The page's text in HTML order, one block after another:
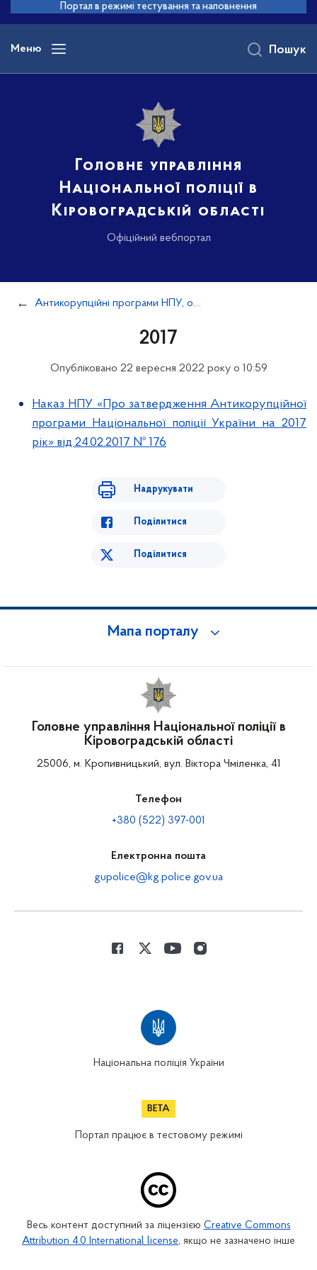
основного
вмісту
Портал в режимі тестування та наповнення
Меню
Головне управління
Національної поліції в
Кіровоградській області
Офіційний вебпортал
Пошук
Антикорупційні програми НПУ, оцінка корупційних ризиків у діяльності НПУ
2017
Опубліковано 22 вересня 2022 року о 10:59
Наказ НПУ «Про затвердження Антикорупційної
програми Національної поліції України на 2017
рік» від 24.02.2017 № 176
Надрукувати
Поділитися
Поділитися
Мапа порталу
Головне управління Національної поліції в
Кіровоградській області
25006, м. Кропивницький, вул. Віктора Чміленка, 41
Телефон
+380 (522) 397-001
Електронна пошта
gupolice@kg.police.gov.ua
Національна поліція України
Портал працює в тестовому режимі
Весь контент доступний за ліцензією Creative Commons
Attribution 4.0 International license, якщо не зазначено інше